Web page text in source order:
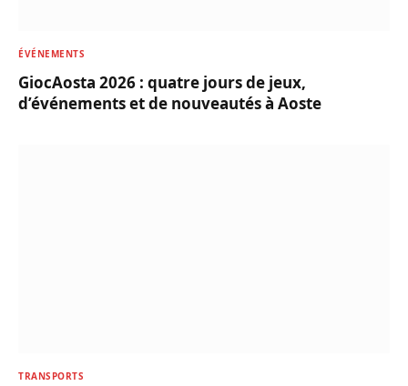
ÉVÉNEMENTS
GiocAosta 2026 : quatre jours de jeux,
d’événements et de nouveautés à Aoste
TRANSPORTS